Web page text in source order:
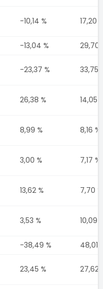
-10,14 % 17,20
-13,04 % 29,70
-23,37 % 33,75
26,38 % 14,05
8,99 % 8,16 %
3,00 % 7,17 %
13,62 % 7,70 %
3,53 % 10,09
-38,49 % 48,01
23,45 % 27,62